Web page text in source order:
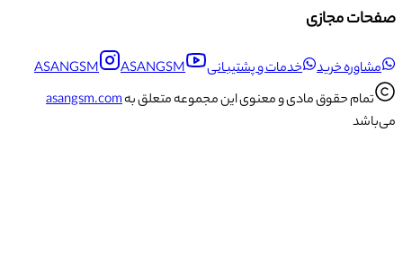
صفحات مجازی
مشاوره خرید خدمات و پشتیبانی ASANGSM
ASANGSM
تمام حقوق مادی و معنوی این مجموعه متعلق بهasangsm.com
می‌باشد